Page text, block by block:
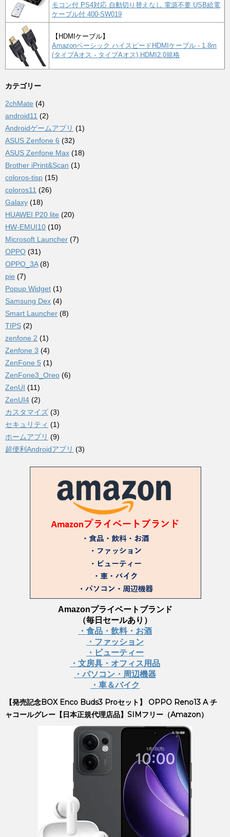
モコン付 PS4対応 自動切り替えなし 電源不要 USB給電
ケーブル付 400-SW019
【HDMIケーブル】
Amazonベーシック ハイスピードHDMIケーブル - 1.8m
(タイプAオス - タイプAオス) HDMI2.0規格
カテゴリー
2chMate (4)
android11 (2)
Androidゲームアプリ (1)
ASUS Zenfone 6 (32)
ASUS Zenfone Max (18)
Brother iPrint&Scan (1)
coloros-tisp (15)
coloros11 (26)
Galaxy (18)
HUAWEI P20 lite (20)
HW-EMUI10 (10)
Microsoft Launcher (7)
OPPO (31)
OPPO_3A(8)
pie (7)
Popup Widget (1)
Samsung Dex (4)
Smart Launcher (8)
TIPS (2)
zenfone 2 (1)
Zenfone 3 (4)
ZenFone 5 (1)
ZenFone3_Oreo (6)
ZenUI (11)
ZenUI4 (2)
カスタマイズ (3)
セキュリティ (1)
ホームアプリ (9)
超便利Androidアプリ (3)
Amazonプライベートブランド
（毎日セールあり）
・食品・飲料・お酒
・ファッション
・ビューティー
・文房具・オフィス用品
・パソコン・周辺機器
・車＆バイク
【発売記念BOX Enco Buds3 Proセット】 OPPO Reno13 A チ
ャコールグレー【日本正規代理店品】SIMフリー（Amazon）